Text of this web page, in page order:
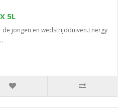
5L
de jongen en wedstrijdduiven.Energy